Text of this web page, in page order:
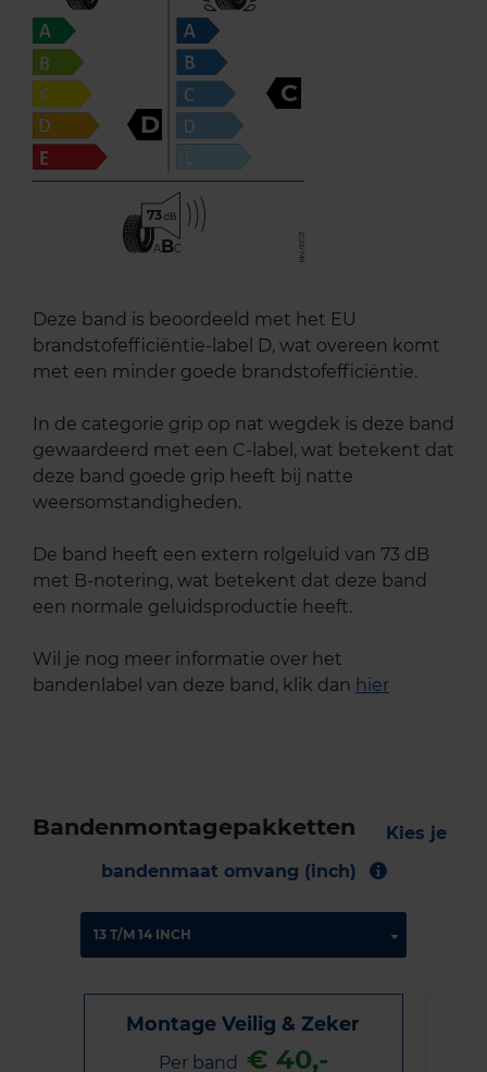
D
C
73
ABC
Deze band is beoordeeld met het EU
brandstofefficiëntie-label D, wat overeen komt
met een minder goede brandstofefficiëntie.
In de categorie grip op nat wegdek is deze band
gewaardeerd met een C-label, wat betekent dat
deze band goede grip heeft bij natte
weersomstandigheden.
De band heeft een extern rolgeluid van 73 dB
met B-notering, wat betekent dat deze band
een normale geluidsproductie heeft.
Wil je nog meer informatie over het
bandenlabel van deze band, klik dan hier
Bandenmontagepakketten
Kies je
bandenmaat omvang (inch)
Montage Veilig & Zeker
Per band € 40,-